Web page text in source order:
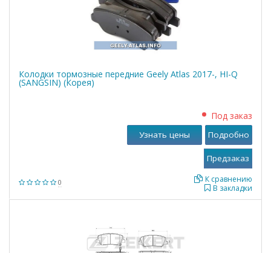
Колодки тормозные передние Geely Atlas 2017-, HI-Q
(SANGSIN) (Корея)
0
Под заказ
В закладки
К сравнению
Узнать цены Подробно